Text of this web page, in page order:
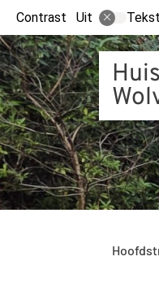
Contrast Uit